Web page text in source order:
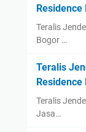
Residence
Teralis
Bogor …
Teralis
Residence
Teralis
Jasa…